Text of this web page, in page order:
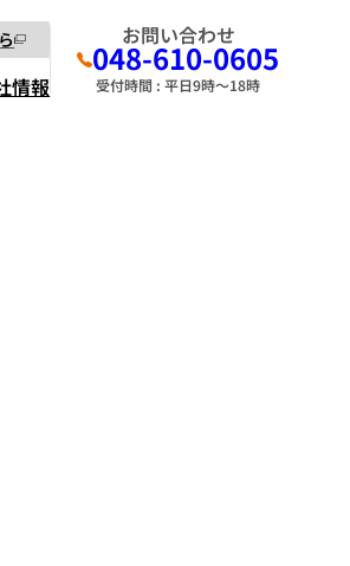
情報
お問い合わせ
048-610-0605
受付時間 : 平日9時～18時